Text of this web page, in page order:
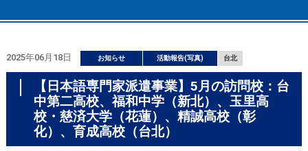
2025年06月18日 お知らせ 活動報告(写真) 台北
【日本語専門家派遣事業】5月の訪問校：台
中第二高校、福和中学（新北）、玉里高
校・慈済大学（花蓮）、精誠高校（彰
化）、育成高校（台北）